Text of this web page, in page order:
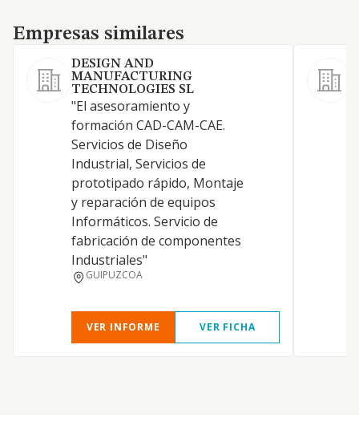
Empresas similares
Empresas similares
DESIGN AND
MANUFACTURING
TECHNOLOGIES SL
"El asesoramiento y
formación CAD-CAM-CAE.
Servicios de Diseño
Industrial, Servicios de
prototipado rápido, Montaje
y reparación de equipos
Informáticos. Servicio de
fabricación de componentes
Industriales"
GUIPUZCOA
VER INFORME VER FICHA